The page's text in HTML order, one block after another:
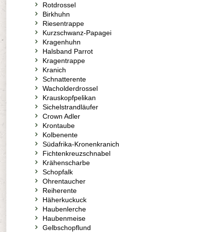
Rotdrossel
Birkhuhn
Riesentrappe
Kurzschwanz-Papagei
Kragenhuhn
Halsband Parrot
Kragentrappe
Kranich
Schnatterente
Wacholderdrossel
Krauskopfpelikan
Sichelstrandläufer
Crown Adler
Krontaube
Kolbenente
Südafrika-Kronenkranich
Fichtenkreuzschnabel
Krähenscharbe
Schopfalk
Ohrentaucher
Reiherente
Häherkuckuck
Haubenlerche
Haubenmeise
Gelbschopflund